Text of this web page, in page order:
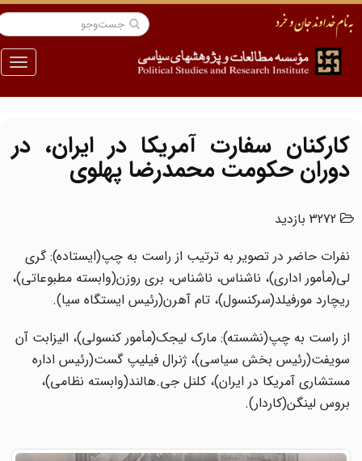
منو
کارکنان سفارت آمریکا در ایران، در
دوران حکومت محمدرضا پهلوی
3272 بازدید
نفرات حاضر در تصویر به ترتیب از راست به چپ(ایستاده): گری
لی(مأمور اداری)، ناشناس، ناشناس، بری روزن(وابسته مطبوعاتی)،
ریچارد مورفیلد(سرکنسول)، تام آهرن(رئیس ایستگاه سیا).
از راست به چپ(نشسته): مارک لیجک(مأمور کنسولی)، الیزابت آن
سویفت(رئیس بخش سیاسی)، ژنرال فیلیپ گست(رئیس اداره
مستشاری آمریکا در ایران)، کلنل جی.هالند(وابسته نظامی)،
بروس لینگن(کاردار).